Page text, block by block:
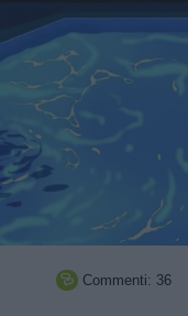
 Commenti: 36